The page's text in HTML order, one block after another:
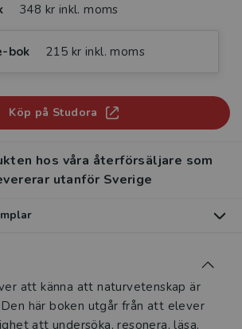
348 kr inkl. moms
bok 215 kr inkl. moms
Köp på Studora
hos våra återförsäljare som
utanför Sverige
av den här produkten
tillhandahålls via Studora.se
till boken under 180 dagar. Observera
att känna att naturvetenskap är
här boken utgår från att elever
att undersöka, resonera, läsa,